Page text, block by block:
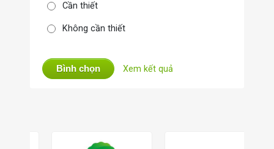
Cần thiết
Không cần thiết
Bình chọn Xem kết quả